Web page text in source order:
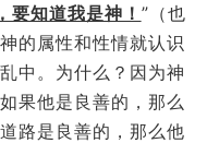
要知道我是神！ ”（也
的属性和性情就认识
中。为什么？因为神
果他是良善的，那么
路是良善的，那么他